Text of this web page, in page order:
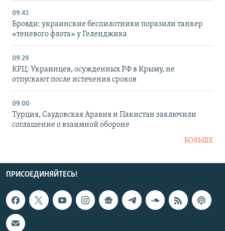
09:41
Бровди: украинские беспилотники поразили танкер
«теневого флота» у Геленджика
09:29
КРЦ: Украинцев, осужденных РФ в Крыму, не
отпускают после истечения сроков
09:00
Турция, Саудовская Аравия и Пакистан заключили
соглашение о взаимной обороне
БОЛЬШЕ
ПРИСОЕДИНЯЙТЕСЬ!